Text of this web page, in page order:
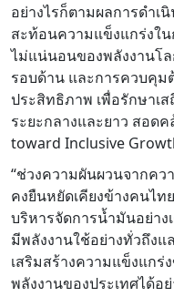
อย่างไรก็ตามผลการดำเ
สะท้อนความแข็งแกร่งใ
ไม่แน่นอนของพลังงานโล
รอบด้าน และการควบคุม
ประสิทธิภาพ เพื่อรักษาเ
ระยะกลางและยาว สอด
toward Inclusive
“ช่วงความผันผวนจากคว
คงยืนหยัดเคียงข้างคนไ
บริหารจัดการน้ำมันอย่า
มีพลังงานใช้อย่างทั่วถึง
เสริมสร้างความแข็งแก
พลังงานของประเทศได้อย่